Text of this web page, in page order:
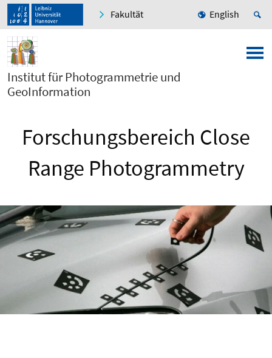
Fakultät English
Institut für Photogrammetrie und
GeoInformation
Forschungsbereich Close
Range Photogrammetry